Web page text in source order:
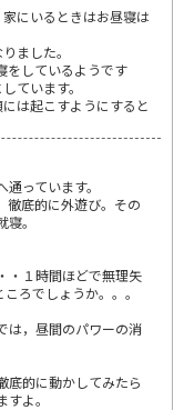
にいるときはお昼寝は
ました。
をしているようです
ています。
は起こすようにすると
っています。
徹底的に外遊び。その
。
・１時間ほどで無理矢
ろでしょうか。。。
は，昼間のパワーの消
底的に動かしてみたら
よ。